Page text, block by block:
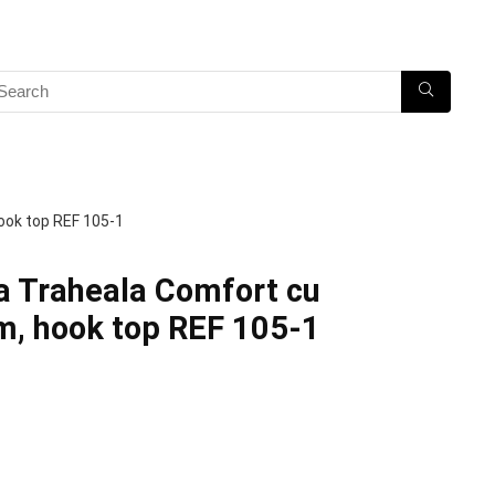
top REF 105-1
Traheala Comfort cu
hook top REF 105-1